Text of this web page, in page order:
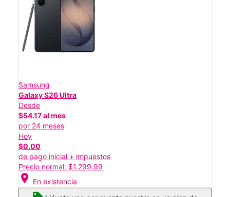
Samsung
Galaxy S26 Ultra
Desde
$54.17 al mes
por 24 meses
Hoy
$0.00
de pago inicial + impuestos
Precio normal: $1,299.99
location_on En existencia